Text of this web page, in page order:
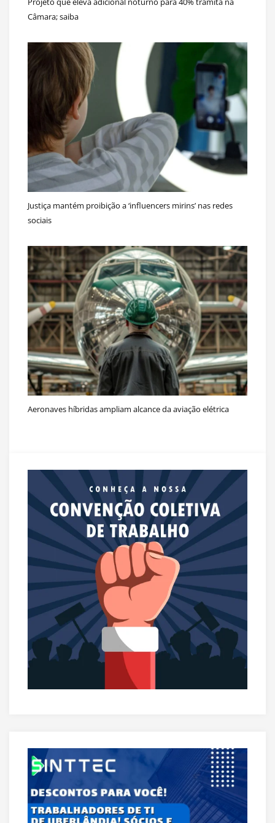
Câmara; saiba
Justiça mantém proibição a ‘influencers mirins’ nas redes
sociais
Aeronaves híbridas ampliam alcance da aviação elétrica